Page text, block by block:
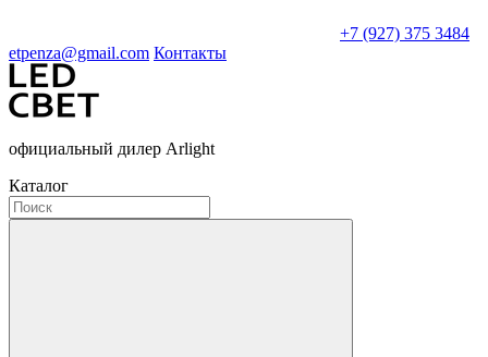
+7 (927) 375 3484
etpenza@gmail.com Контакты
официальный дилер Arlight
Каталог